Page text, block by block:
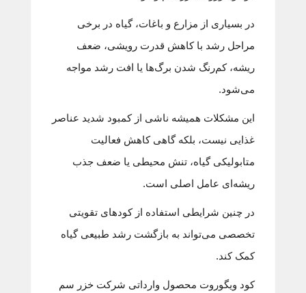
در بسیاری از مزارع و باغات، گیاه در برخی
مراحل رشد با کاهش قدرت رویشی، ضعف
ریشه، کم‌رنگ شدن برگ‌ها یا افت رشد مواجه
می‌شود.
این مشکلات همیشه ناشی از کمبود شدید عناصر
غذایی نیست، بلکه گاهی کاهش فعالیت
متابولیکی گیاه، تنش محیطی یا ضعف جذب
ریشه‌ای عامل اصلی است.
در چنین شرایطی استفاده از کودهای تقویتی
تخصصی می‌تواند به بازگشت رشد طبیعی گیاه
کمک کند.
کود ویگوروت محصول وارداتی شرکت خزر سم